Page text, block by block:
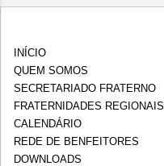
INÍCIO
QUEM SOMOS
SECRETARIADO FRATERNO
FRATERNIDADES REGIONAIS
CALENDÁRIO
REDE DE BENFEITORES
DOWNLOADS